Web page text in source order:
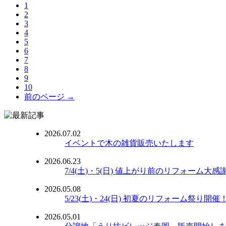
1
2
3
4
5
6
7
8
9
10
前のページ →
2026.07.02
イベントで木の雑貨販売いたします
2026.06.23
7/4(土)・5(日) 値上がり前のリフォーム大感
2026.05.08
5/23(土)・24(日) 初夏のリフォーム祭り開催
2026.05.01